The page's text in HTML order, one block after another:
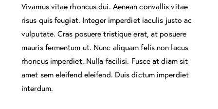
Vivamus vitae rhoncus dui. Aenean convallis vitae
risus quis feugiat. Integer imperdiet iaculis justo ac
vulputate. Cras posuere tristique erat, at posuere
mauris fermentum ut. Nunc aliquam felis non lacus
rhoncus imperdiet. Nulla facilisi. Fusce at diam sit
amet sem eleifend eleifend. Duis dictum imperdiet
interdum.